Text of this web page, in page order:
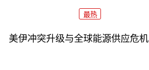
最热
美伊冲突升级与全球能源供应危机